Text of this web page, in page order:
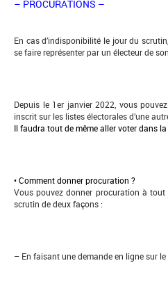
– PROCURATIONS –
En cas d’indisponibilité le jour du
se faire représenter par un électeur de
Depuis le 1er janvier 2022, vous
inscrit sur les listes électorales d’une
Il faudra tout de même aller voter dans
• Comment donner procuration ?
Vous pouvez donner procuration à
scrutin de deux façons :
– En faisant une demande en ligne sur le